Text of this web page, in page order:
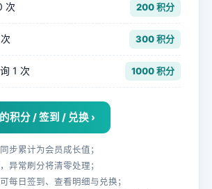
次 200 积分
300 积分
1 次 1000 积分
积分 / 签到 / 兑换 ›
步累计为会员成长值；
异常刷分将清零处理；
每日签到、查看明细与兑换；